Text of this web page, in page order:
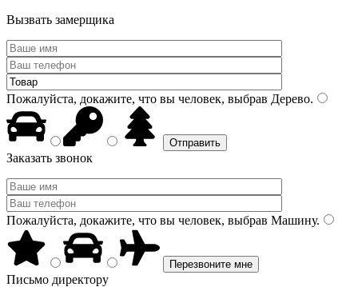
Вызвать замерщика
Пожалуйста, докажите, что вы человек, выбрав Дерево.
Заказать звонок
Пожалуйста, докажите, что вы человек, выбрав Машину.
Письмо директору